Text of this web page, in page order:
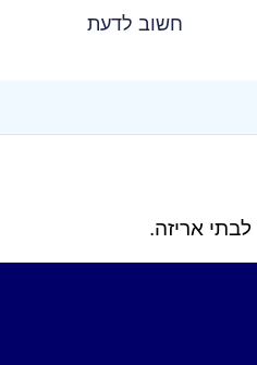
חשוב לדעת
לבתי אריזה.